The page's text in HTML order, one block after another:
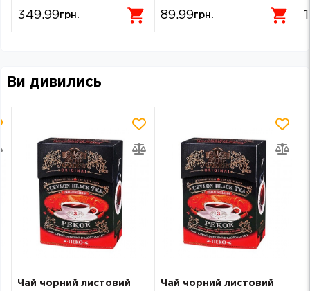
349.99грн. 89.99грн.
Ви дивились
Чай чорний листовий
Чай чорний листовий